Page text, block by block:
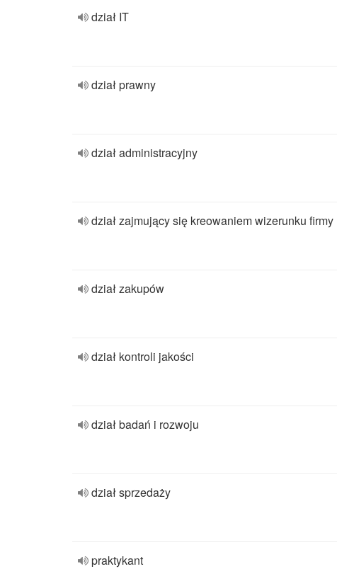
dział IT
dział prawny
dział administracyjny
dział zajmujący się kreowaniem wizerunku firmy
dział zakupów
dział kontroli jakości
dział badań i rozwoju
dział sprzedaży
praktykant